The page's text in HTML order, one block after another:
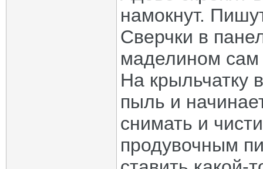
намокнут.
Сверчки в
маделином
На крыльчатку
пыль и
снимать и
продувочным